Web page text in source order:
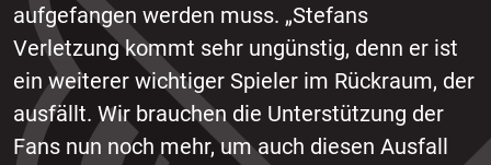
aufgefangen werden muss. „Stefans
Verletzung kommt sehr ungünstig, denn er ist
ein weiterer wichtiger Spieler im Rückraum, der
ausfällt. Wir brauchen die Unterstützung der
Fans nun noch mehr, um auch diesen Ausfall